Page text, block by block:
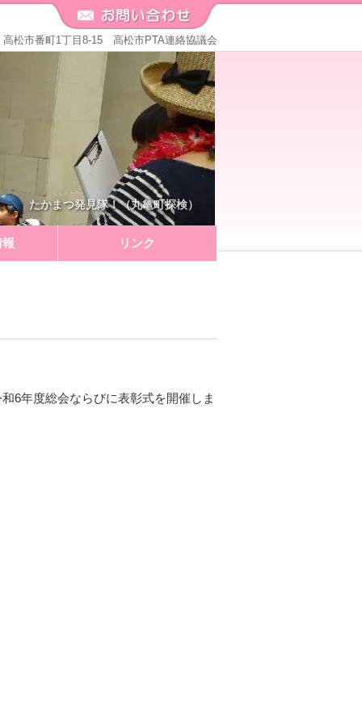
高松市番町1丁目8-15 高松市PTA連絡協議会
たかまつ発見隊！（丸亀町探検）
リンク
6年度総会ならびに表彰式を開催しま